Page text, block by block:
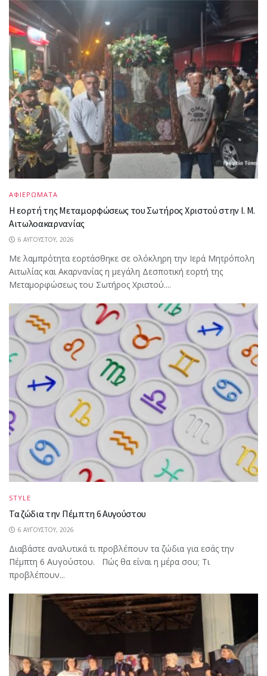
ΑΦΙΕΡΩΜΑΤΑ
Η εορτή της Μεταμορφώσεως του Σωτήρος Χριστού στην Ι. Μ.
Αιτωλοακαρνανίας
6 ΑΥΓΟΎΣΤΟΥ, 2026
Με λαμπρότητα εορτάσθηκε σε ολόκληρη την Ιερά Μητρόπολη
Αιτωλίας και Ακαρνανίας η μεγάλη Δεσποτική εορτή της
Μεταμορφώσεως του Σωτήρος Χριστού....
STYLE
Τα ζώδια την Πέμπτη 6 Αυγούστου
6 ΑΥΓΟΎΣΤΟΥ, 2026
Διαβάστε αναλυτικά τι προβλέπουν τα ζώδια για εσάς την
Πέμπτη 6 Αυγούστου. Πώς θα είναι η μέρα σου; Τι
προβλέπουν...